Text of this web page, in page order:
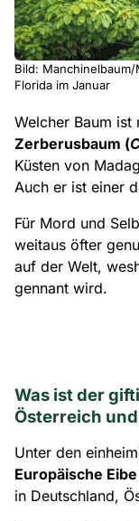
Bild: Manchinelbaum/
Florida im Januar
Welcher Baum
Zerberusbaum (
Küsten von
Auch er ist einer
Für Mord und
weitaus öfter
auf der Welt,
gennant wird.
Was ist der
Österreich
Unter den
Europäische
in Deutschland,